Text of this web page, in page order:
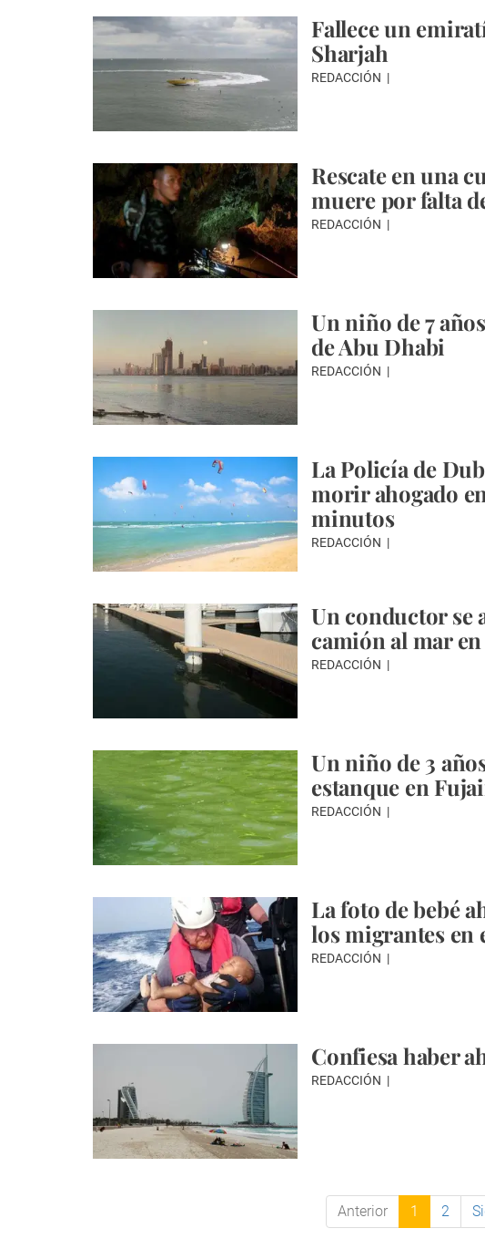
Fallece un
Sharjah
REDACCIÓN
Rescate en una
muere por falta
REDACCIÓN
Un niño de 7
de Abu Dhabi
REDACCIÓN
La Policía de
morir ahogado
minutos
REDACCIÓN
Un conductor se
camión al mar
REDACCIÓN
Un niño de 3
estanque en
REDACCIÓN
La foto de bebé
los migrantes en
REDACCIÓN
Confiesa haber
REDACCIÓN
Anterior 1 2